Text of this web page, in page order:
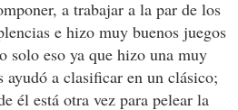
a trabajar a la par de los
e hizo muy buenos juegos
solo eso ya que hizo una muy
ayudó a clasificar en un clásico;
él está otra vez para pelear la